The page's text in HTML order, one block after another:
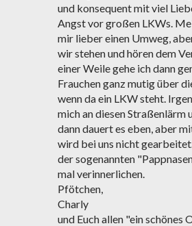
und konsequent mit viel
Angst vor großen LKWs.
mir lieber einen Umweg,
wir stehen und hören dem
einer Weile gehe ich dann
Frauchen ganz mutig über
wenn da ein LKW steht.
mich an diesen Straßenlärm
dann dauert es eben, aber
wird bei uns nicht
der sogenannten
mal verinnerlichen.
Pfötchen,
Charly
und Euch allen "ein schönes